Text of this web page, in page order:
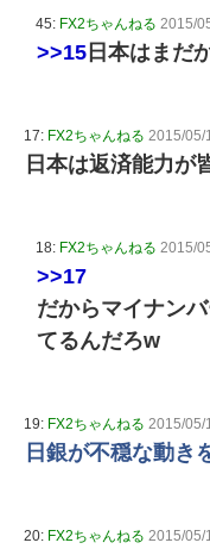
45: FX2ちゃんねる 2015/
>>15 日本はまだ
17: FX2ちゃんねる 2015/05/
日本は返済能力が
18: FX2ちゃんねる 2015/
>>17
だからマイナン
てるんだろw
19: FX2ちゃんねる 2015/05/
日銀が不穏な動き
20: FX2ちゃんねる 2015/05/